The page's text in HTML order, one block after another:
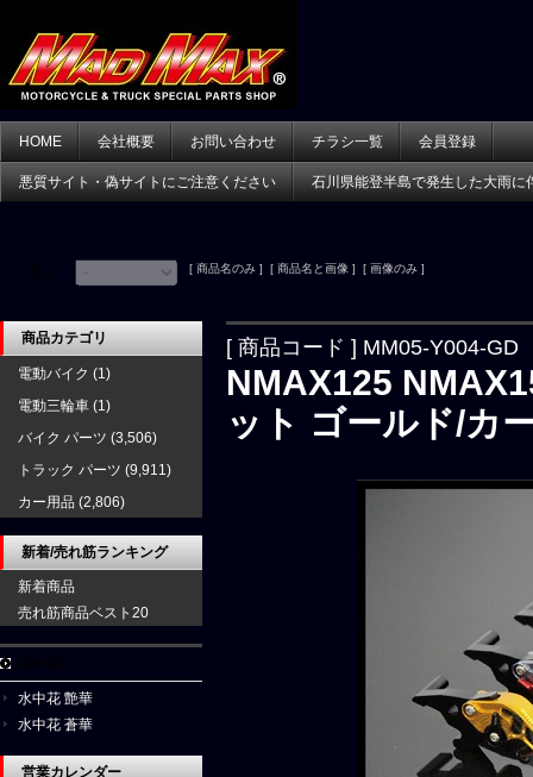
HOME 会社概要 お問い合わせ チラシ一覧 会員登録
悪質サイト・偽サイトにご注意ください 石川県能登半島で発生した大雨に
[ 商品名のみ ] [ 商品名と画像 ] [ 画像のみ ]
[ 商品コード ] MM05-Y004-GD
NMAX125
ット ゴールド/カ
商品カテゴリ
電動バイク (1)
電動三輪車 (1)
バイク パーツ (3,506)
トラック パーツ (9,911)
カー用品 (2,806)
新着/売れ筋ランキング
新着商品
売れ筋商品ベスト20
水中花 艶華
水中花 蒼華
営業カレンダー